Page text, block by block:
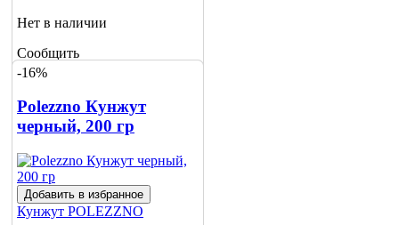
Нет в наличии
Сообщить
о наличии
-16%
Polezzno Кунжут
черный, 200 гр
Добавить в избранное
Кунжут POLEZZNO